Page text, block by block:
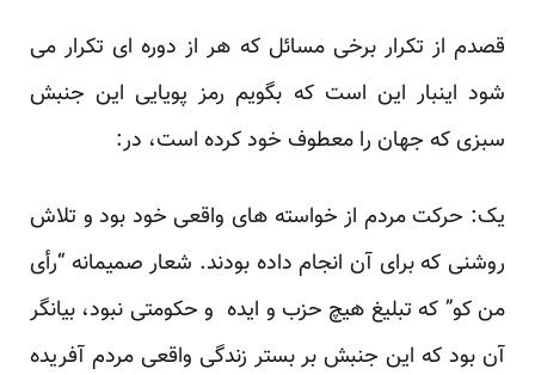
قصدم از تکرار برخی مسائل که هر از دوره ای تکرار می
شود اینبار این است که بگویم رمز پویایی این جنبش
سبزی که جهان را معطوف خود کرده است، در:
یک: حرکت مردم از خواسته های واقعی خود بود و تلاش
روشنی که برای آن انجام داده بودند. شعار صمیمانه “رأی
من کو” که تبلیغ هیچ حزب و ایده و حکومتی نبود، بیانگر
آن بود که این جنبش بر بستر زندگی واقعی مردم آفریده